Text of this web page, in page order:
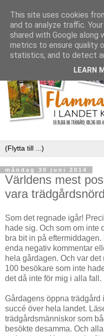
måndag 30 juni 2014
Världens mest
vara
Som det regnade igår!
hade sig. Och som om inte
bra bit in på
enda negativ kommentar
hela gårdagen. Och var
100 besökare som inte
det då inte för mig i alla fall.
Gårdagens öppna trädgård
succé över hela landet.
trädgårdsmänniskor som
besökte desamma. Och
This site uses cookies
and to analyze traffic.
shared with Google along
metrics to ensure quality
statistics, and to detect
LEARN